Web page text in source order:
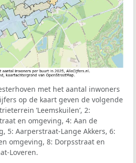
met het aantal inwoners
op de kaart geven de volgende
’Leemskuilen’, 2:
en omgeving, 4: Aan de
5: Aarperstraat-Lange Akkers, 6:
omgeving, 8: Dorpsstraat en
Loveren.